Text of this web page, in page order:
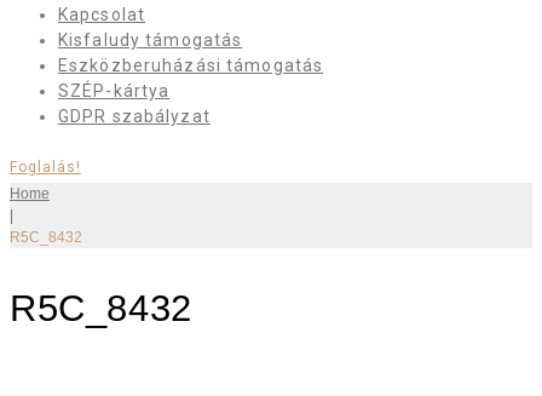
Kapcsolat
Kisfaludy támogatás
Eszközberuházási támogatás
SZÉP-kártya
GDPR szabályzat
Foglalás!
Home
R5C_8432
R5C_8432